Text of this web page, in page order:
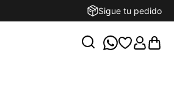
Sigue tu pedido